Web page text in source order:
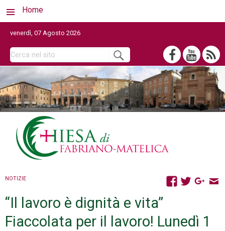
Home
venerdì, 07 Agosto 2026
NOTIZIE
“Il lavoro è dignità e vita”
Fiaccolata per il lavoro! Lunedì 1